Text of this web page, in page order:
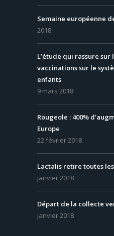
Semaine européenne
2018
L’étude qui rassure sur
vaccinations sur le
enfants
9 mars 2018
Rougeole : 400%
Europe
22 février 2018
Lactalis retire toutes
janvier 2018
Départ de la collecte
janvier 2018